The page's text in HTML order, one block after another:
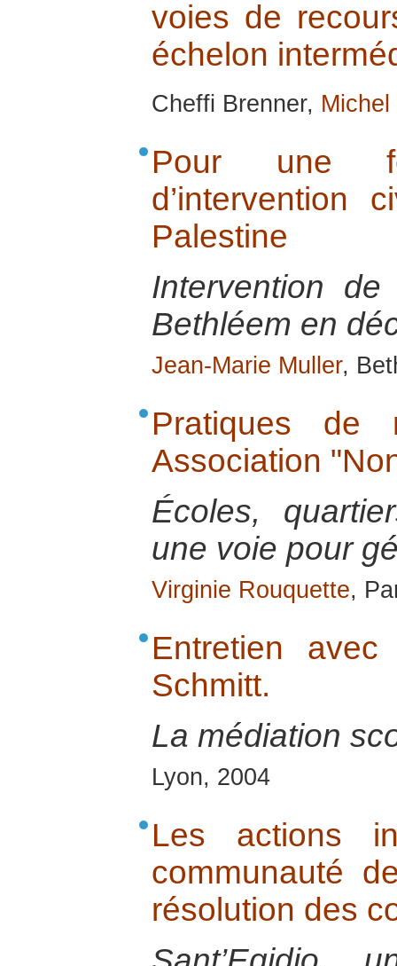
voies de
échelon
Cheffi Brenner,
Pour une
d’intervention
Palestine
Intervention
Bethléem en
Jean-Marie Muller,
Pratiques de
Association
Écoles,
une voie pour
Virginie Rouquette,
Entretien avec
Schmitt.
La médiation
Lyon, 2004
Les actions
communauté
résolution des